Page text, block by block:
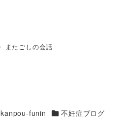
またごしの会話
kanpou-funin カテゴリー
不妊症ブログ